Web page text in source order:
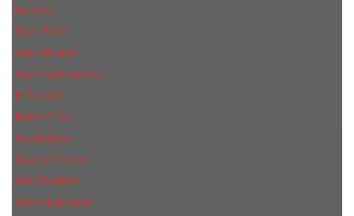
Hermes
Hugo Boss
Issey Miyake
Jean Paul Gaultier
Jil Sander
Jimmi Choo
Jое Malоnе
Joaquin Cortes
John Galliano
John Richmond